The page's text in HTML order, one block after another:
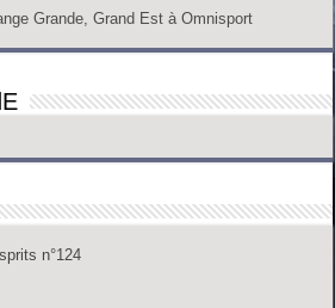
Grande, Grand Est à Omnisport
n°124